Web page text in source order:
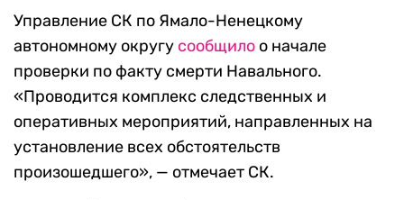
Управление СК по Ямало-Ненецкому
автономному округу сообщило о начале
проверки по факту смерти Навального.
«Проводится комплекс следственных и
оперативных мероприятий, направленных на
установление всех обстоятельств
произошедшего», — отмечает СК.